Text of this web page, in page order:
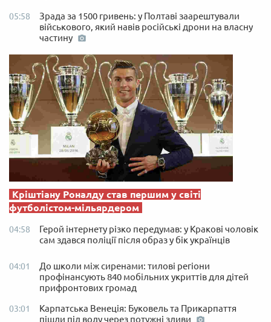
05:58
Зрада за 1500 гривень: у Полтаві заарештували
військового, який навів російські дрони на власну
частину
Кріштіану Роналду став першим у світі
футболістом-мільярдером
04:58
Герой інтернету різко передумав: у Кракові чоловік
сам здався поліції після образ у бік українців
04:01
До школи між сиренами: тилові регіони
профінансують 840 мобільних укриттів для дітей
прифронтових громад
03:01
Карпатська Венеція: Буковель та Прикарпаття
пішли під воду через потужні зливи